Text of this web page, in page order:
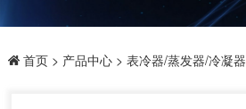
首页> 产品中心> 表冷器/蒸发器/冷凝器